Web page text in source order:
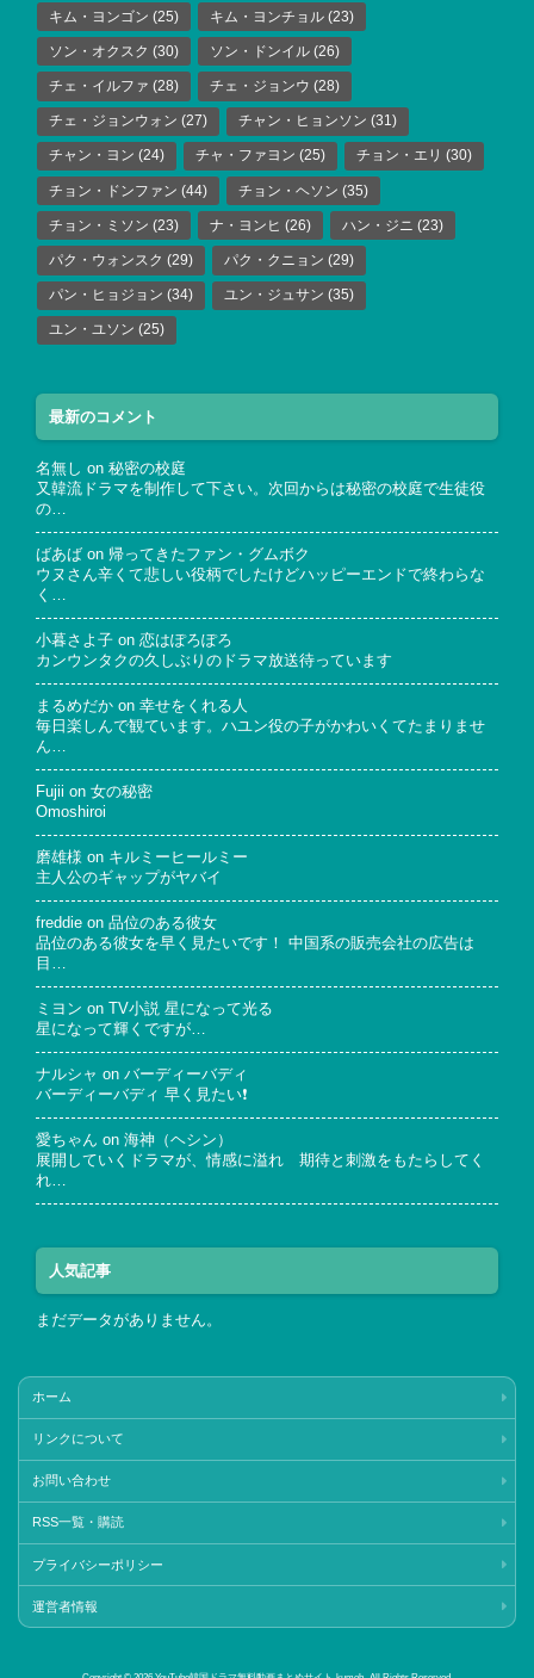
キム・ヨンゴン (25) キム・ヨンチョル (23)
ソン・オクスク (30) ソン・ドンイル (26)
チェ・イルファ (28) チェ・ジョンウ (28)
チェ・ジョンウォン (27) チャン・ヒョンソン (31)
チャン・ヨン (24) チャ・ファヨン (25) チョン・エリ (30)
チョン・ドンファン (44) チョン・ヘソン (35)
チョン・ミソン (23) ナ・ヨンヒ (26) ハン・ジニ (23)
パク・ウォンスク (29) パク・クニョン (29)
パン・ヒョジョン (34) ユン・ジュサン (35)
ユン・ユソン (25)
最新のコメント
名無し on 秘密の校庭
又韓流ドラマを制作して下さい。次回からは秘密の校庭で生徒役
の…
ばあば on 帰ってきたファン・グムボク
ウヌさん辛くて悲しい役柄でしたけどハッピーエンドで終わらな
く…
小暮さよ子 on 恋はぽろぽろ
カンウンタクの久しぶりのドラマ放送待っています
まるめだか on 幸せをくれる人
毎日楽しんで観ています。ハユン役の子がかわいくてたまりませ
ん…
Fujii on 女の秘密
Omoshiroi
磨雄様 on キルミーヒールミー
主人公のギャップがヤバイ
freddie on 品位のある彼女
品位のある彼女を早く見たいです！ 中国系の販売会社の広告は
目…
ミヨン on
TV小説 星になって光る
星になって輝くですが…
ナルシャ on バーディーバディ
バーディーバディ 早く見たい❗
愛ちゃん on 海神（ヘシン）
展開していくドラマが、情感に溢れ 期待と刺激をもたらしてく
れ…
人気記事
まだデータがありません。
ホーム
リンクについて
お問い合わせ
RSS一覧・購読
プライバシーポリシー
運営者情報